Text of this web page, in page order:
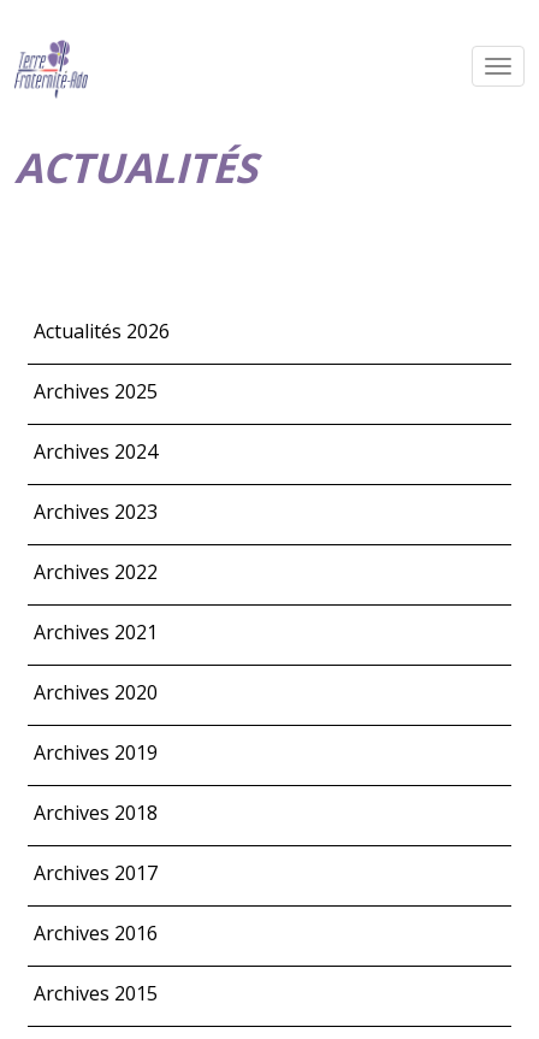
ACTUALITÉS
Actualités 2026
Archives 2025
Archives 2024
Archives 2023
Archives 2022
Archives 2021
Archives 2020
Archives 2019
Archives 2018
Archives 2017
Archives 2016
Archives 2015